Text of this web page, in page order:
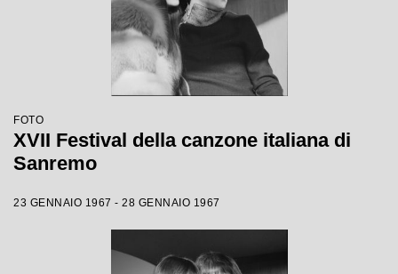
FOTO
XVII Festival della canzone italiana di
Sanremo
23 GENNAIO 1967 - 28 GENNAIO 1967